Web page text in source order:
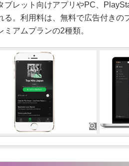
ブレット向けアプリやPC、
る。利用料は、無料で広告付きの
ミアムプランの2種類。